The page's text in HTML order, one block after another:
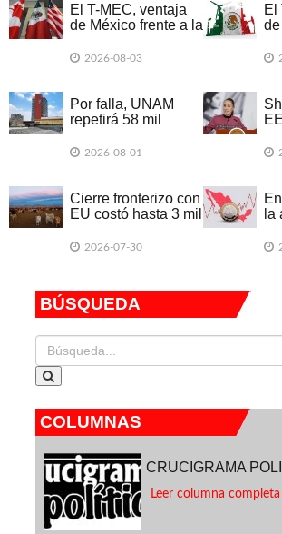
El T-MEC, ventaja
de México frente a la
2026-08-03
El
Por falla, UNAM
repetirá 58 mil
presencial
2026-08-01
Cierre fronterizo con
EU costó hasta 3 mil
2026-07-30
la
en
BÚSQUEDA
COLUMNAS
CRUCIGRAMA
Leer columna completa